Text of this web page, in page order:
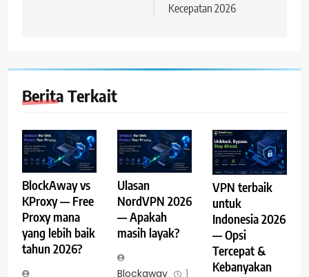
Kecepatan 2026
Berita Terkait
BlockAway vs
KProxy — Free
Proxy mana
yang lebih baik
tahun 2026?
Ulasan
NordVPN 2026
— Apakah
masih layak?
Blockaway
1
VPN terbaik
untuk
Indonesia 2026
— Opsi
Tercepat &
Kebanyakan